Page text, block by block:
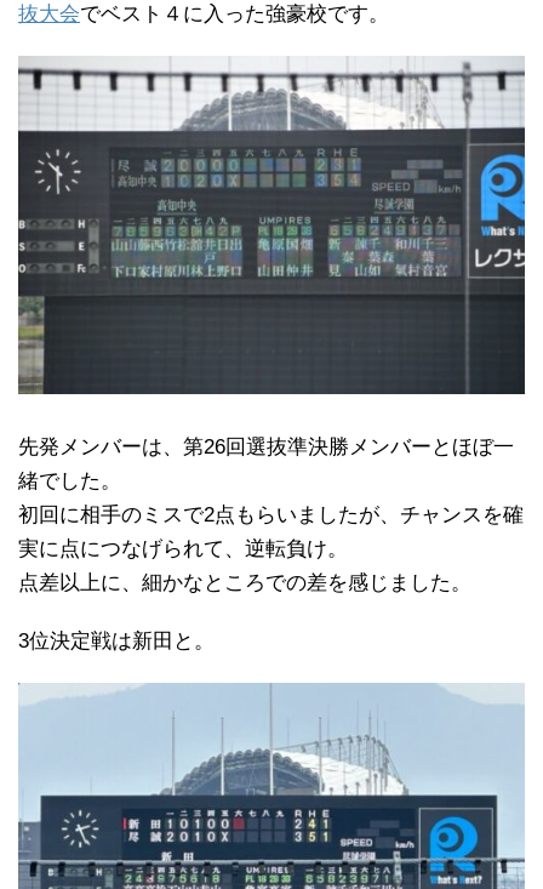
抜大会でベスト４に入った強豪校です。
先発メンバーは、第26回選抜準決勝メンバーとほぼ一
緒でした。
初回に相手のミスで2点もらいましたが、チャンスを確
実に点につなげられて、逆転負け。
点差以上に、細かなところでの差を感じました。
3位決定戦は新田と。